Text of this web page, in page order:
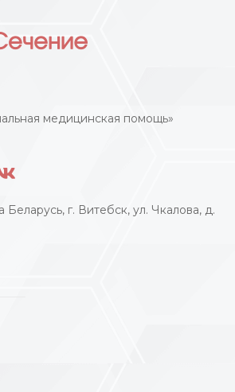
медицинская помощь»
Беларусь, г. Витебск, ул. Чкалова, д.